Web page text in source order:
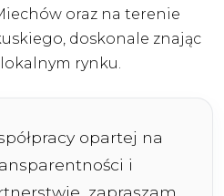
oraz na terenie
doskonale znając
rynku.
opartej na
i
zapraszam